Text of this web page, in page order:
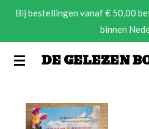
Ga
de
DE GELEZEN
Bij bestellingen vanaf € 50,00
binnen